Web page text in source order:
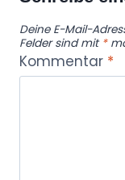
Deine E-Mail-
Felder sind mit *
Kommentar *